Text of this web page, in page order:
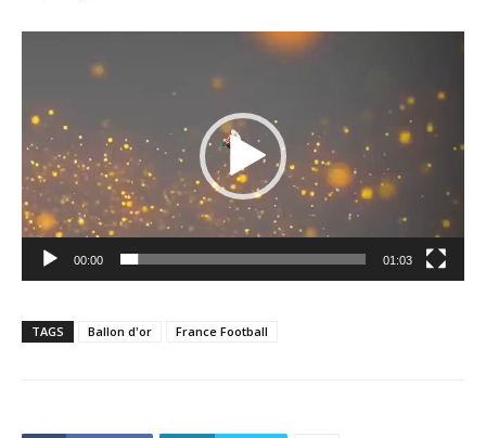
Lecteur
00:00 01:03
TAGS Ballon d'or France Football